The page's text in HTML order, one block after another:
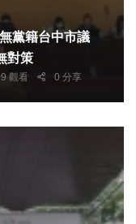
對策
觀看 0 分享